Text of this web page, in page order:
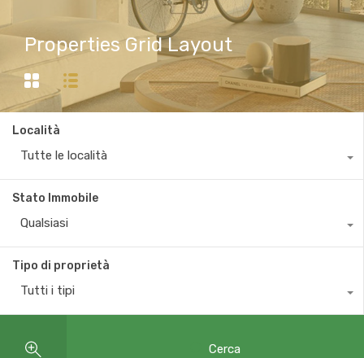
Properties Grid Layout
Località
Tutte le località
Stato Immobile
Qualsiasi
Tipo di proprietà
Tutti i tipi
Cerca